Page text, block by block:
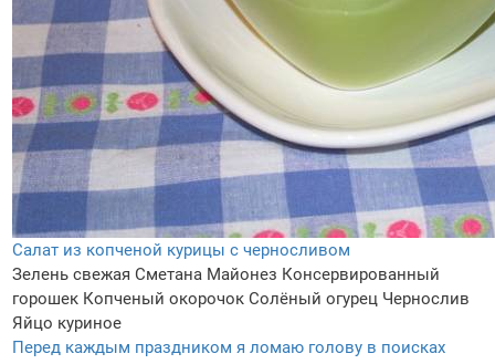
Салат из копченой курицы с черносливом
Зелень свежая Сметана Майонез Консервированный
горошек Копченый окорочок Солёный огурец Чернослив
Яйцо куриное
Перед каждым праздником я ломаю голову в поисках